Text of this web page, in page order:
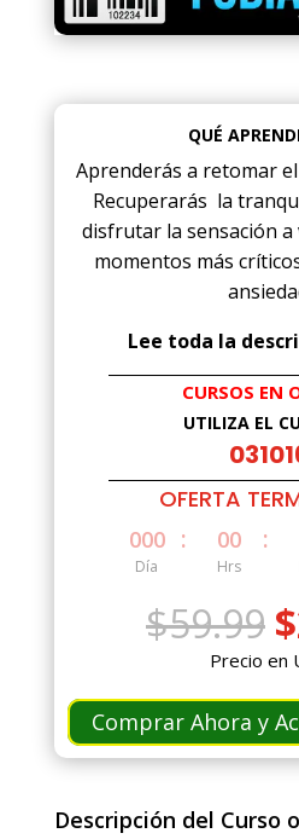
QUÉ
Aprenderás a retomar
Recuperarás la
disfrutar la sensación
momentos más
Lee toda la
CURSOS EN
UTILIZA EL
OFERTA
000
Día
: 00
Hrs
:
$59.99 $
Precio en
Comprar Ahora y
Descripción del Curso